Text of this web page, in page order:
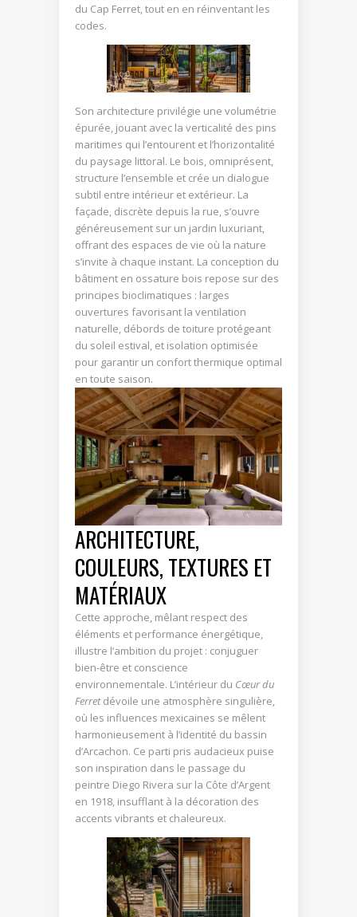
du Cap Ferret, tout en en réinventant les
codes.
Son architecture privilégie une volumétrie
épurée, jouant avec la verticalité des pins
maritimes qui l’entourent et l’horizontalité
du paysage littoral. Le bois, omniprésent,
structure l’ensemble et crée un dialogue
subtil entre intérieur et extérieur. La
façade, discrète depuis la rue, s’ouvre
généreusement sur un jardin luxuriant,
offrant des espaces de vie où la nature
s’invite à chaque instant. La conception du
bâtiment en ossature bois repose sur des
principes bioclimatiques : larges
ouvertures favorisant la ventilation
naturelle, débords de toiture protégeant
du soleil estival, et isolation optimisée
pour garantir un confort thermique optimal
en toute saison.
ARCHITECTURE,
COULEURS, TEXTURES ET
MATÉRIAUX
Cette approche, mêlant respect des
éléments et performance énergétique,
illustre l’ambition du projet : conjuguer
bien-être et conscience
environnementale. L’intérieur du Cœur du
Ferretdévoile une atmosphère singulière,
où les influences mexicaines se mêlent
harmonieusement à l’identité du bassin
d’Arcachon. Ce parti pris audacieux puise
son inspiration dans le passage du
peintre Diego Rivera sur la Côte d’Argent
en 1918, insufflant à la décoration des
accents vibrants et chaleureux.